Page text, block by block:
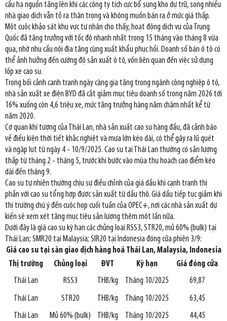
cầu hạ nguồn tăng lên khi các công ty tích cực bổ sung kho dự trữ, song nhiều
nhà giao dịch vẫn tỏ ra thận trọng và không muốn bán ra ở mức giá thấp.
Một cuộc khảo sát khu vực tư nhân cho thấy, hoạt động dịch vụ của Trung
Quốc đã tăng trưởng với tốc độ nhanh nhất trong 15 tháng vào tháng 8 vừa
qua, nhờ nhu cầu nội địa tăng cùng xuất khẩu phục hồi. Doanh số bán ô tô có
thể ảnh hưởng đến cường độ sản xuất ô tô, vốn liên quan đến việc sử dụng
lốp xe cao su.
Trong bối cảnh cạnh tranh ngày càng gia tăng trong ngành công nghiệp ô tô,
nhà sản xuất xe điện BYD đã cắt giảm mục tiêu doanh số trong năm 2026 tới
16% xuống còn 4,6 triệu xe, mức tăng trưởng hàng năm chậm nhất kể từ
năm 2020.
Cơ quan khí tượng của Thái Lan, nhà sản xuất cao su hàng đầu, đã cảnh báo
về điều kiện thời tiết khắc nghiệt và mưa lớn kéo dài, có thể gây ra lũ quét
và ngập lụt từ ngày 4 - 10/9/2025. Cao su tại Thái Lan thường có sản lượng
thấp từ tháng 2 - tháng 5, trước khi bước vào mùa thu hoạch cao điểm kéo
dài đến tháng 9.
Cao su tự nhiên thường chịu sự điều chỉnh của giá dầu khi cạnh tranh thị
phần với cao su tổng hợp được sản xuất từ dầu thô. Giá dầu tiếp tục giảm khi
thị trường chú ý đến cuộc họp cuối tuần của OPEC+, nơi các nhà sản xuất dự
kiến sẽ xem xét tăng mục tiêu sản lượng thêm một lần nữa.
Dưới đây là giá cao su kỳ hạn các chủng loại RSS3, STR20, mủ 60% (bulk) tại
Thái Lan; SMR20 tại Malaysia; SIR20 tại Indonesia đóng cửa phiên 3/9:
Giá cao su tại sàn giao dịch hàng hoá Thái Lan, Malaysia, Indonesia
Thị trường
Chủng loại ĐVT Kỳ hạn
Giá đóng cửa
Thái Lan
RSS3 THB/kg Tháng 10/2025 69,87
Thái Lan STR20 THB/kg Tháng 10/2025
63,45
Thái Lan
Mủ 60% (bulk) THB/kg Tháng 10/2025
44,45